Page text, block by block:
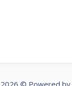
2026 © Powered by